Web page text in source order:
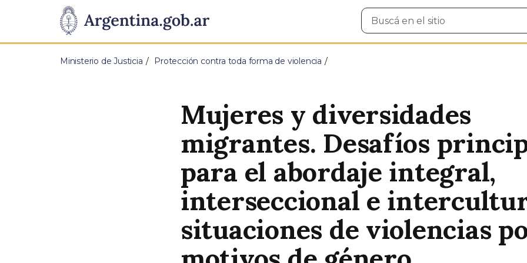
Presidencia
de
Pasar al contenido principal
Buscar
en
Ministerio de Justicia Protección contra toda forma de violencia
Mujeres y diversidades
migrantes. Desafíos
para el abordaje integral,
interseccional e
situaciones de violencias